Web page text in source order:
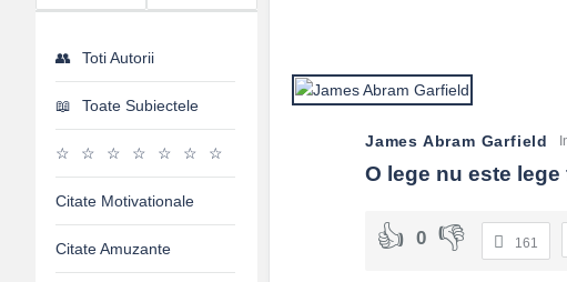
James Abram Garfield
O lege nu este
0 161
Toti Autorii
Toate Subiectele
Citate Motivationale
Citate Amuzante